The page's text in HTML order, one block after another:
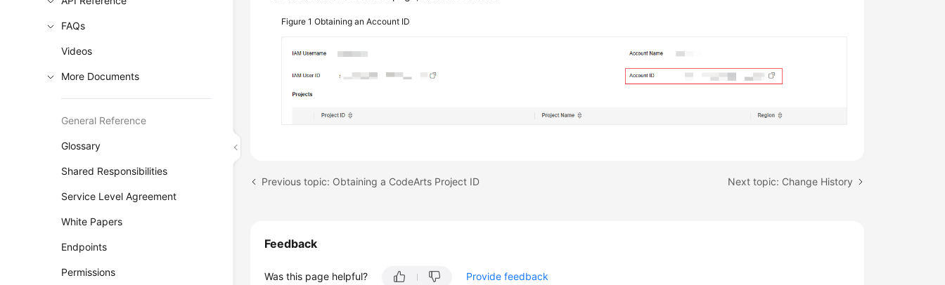
FAQs
Videos
More Documents
General Reference
Glossary
Shared Responsibilities
Service Level Agreement
White Papers
Endpoints
Permissions
Figure 1Obtaining an Account ID
Previous topic: Obtaining a CodeArts Project ID Next topic: Change History
Feedback
Was this page helpful? Provide feedback